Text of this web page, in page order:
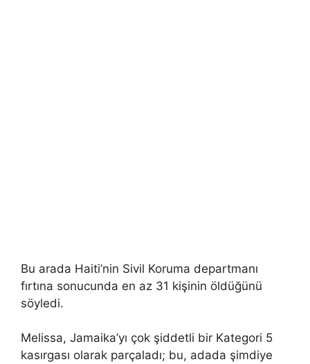
Bu arada Haiti’nin Sivil Koruma departmanı
fırtına sonucunda en az 31 kişinin öldüğünü
söyledi.
Melissa, Jamaika’yı çok şiddetli bir Kategori 5
kasırgası olarak parçaladı; bu, adada şimdiye